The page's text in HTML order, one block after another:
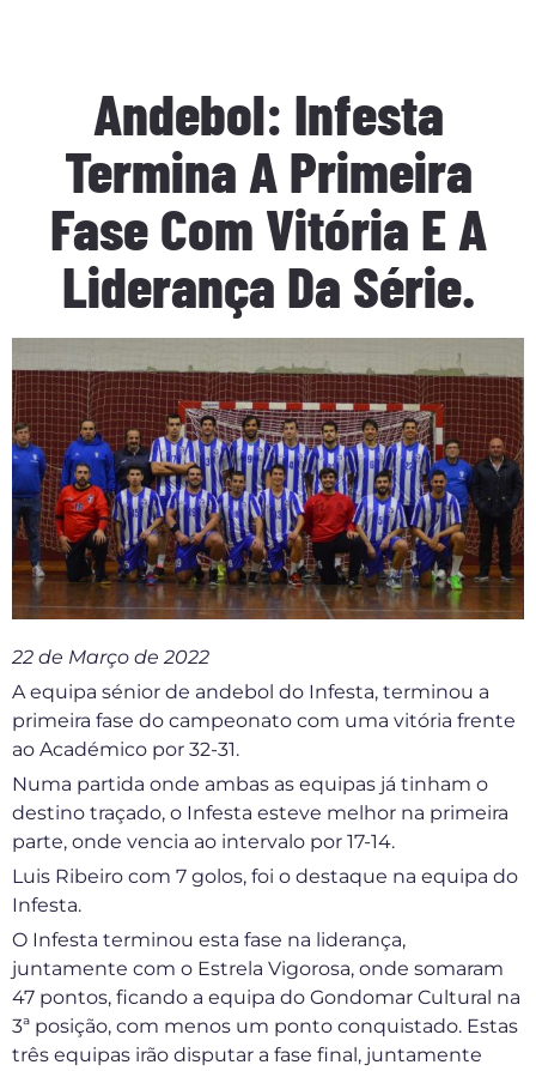
Andebol: Infesta
Termina A Primeira
Fase Com Vitória E A
Liderança Da Série.
22 de Março de 2022
A equipa sénior de andebol do Infesta, terminou a
primeira fase do campeonato com uma vitória frente
ao Académico por 32-31.
Numa partida onde ambas as equipas já tinham o
destino traçado, o Infesta esteve melhor na primeira
parte, onde vencia ao intervalo por 17-14.
Luis Ribeiro com 7 golos, foi o destaque na equipa do
Infesta.
O Infesta terminou esta fase na liderança,
juntamente com o Estrela Vigorosa, onde somaram
47 pontos, ficando a equipa do Gondomar Cultural na
3ª posição, com menos um ponto conquistado. Estas
três equipas irão disputar a fase final, juntamente